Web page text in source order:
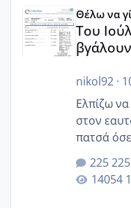
Θέλω να
Του
nikol92·
Ελπίζω
στον
πατσά